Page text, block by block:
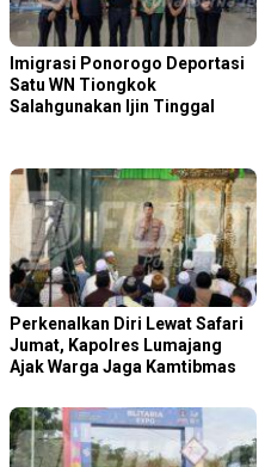
Imigrasi Ponorogo Deportasi
Satu WN Tiongkok
Salahgunakan Ijin Tinggal
Perkenalkan Diri Lewat Safari
Jumat, Kapolres Lumajang
Ajak Warga Jaga Kamtibmas